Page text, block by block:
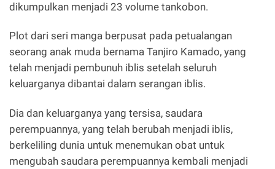
dikumpulkan menjadi 23 volume tankobon.
Plot dari seri manga berpusat pada petualangan
seorang anak muda bernama Tanjiro Kamado, yang
telah menjadi pembunuh iblis setelah seluruh
keluarganya dibantai dalam serangan iblis.
Dia dan keluarganya yang tersisa, saudara
perempuannya, yang telah berubah menjadi iblis,
berkeliling dunia untuk menemukan obat untuk
mengubah saudara perempuannya kembali menjadi